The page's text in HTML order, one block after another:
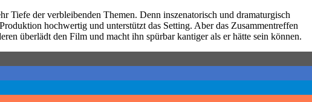
Tiefe der verbleibenden Themen. Denn inszenatorisch und dramaturgisch
hochwertig und unterstützt das Setting. Aber das Zusammentreffen
überlädt den Film und macht ihn spürbar kantiger als er hätte sein können.